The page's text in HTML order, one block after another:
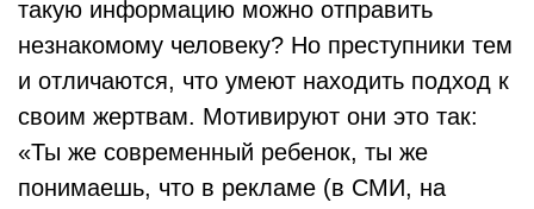
такую информацию можно отправить
незнакомому человеку? Но преступники тем
и отличаются, что умеют находить подход к
своим жертвам. Мотивируют они это так:
«Ты же современный ребенок, ты же
понимаешь, что в рекламе (в СМИ, на